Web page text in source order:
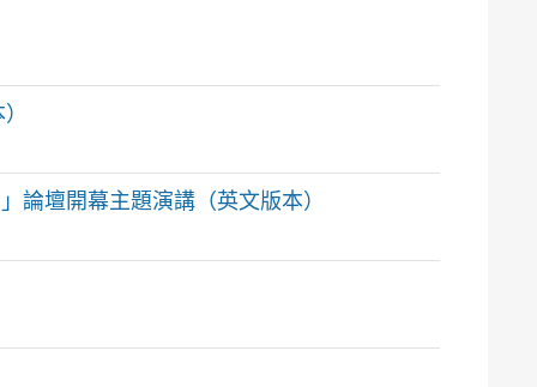
論壇開幕主題演講（英文版本）